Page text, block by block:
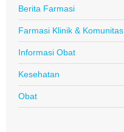
Berita Farmasi
Farmasi Klinik & Komunitas
Informasi Obat
Kesehatan
Obat